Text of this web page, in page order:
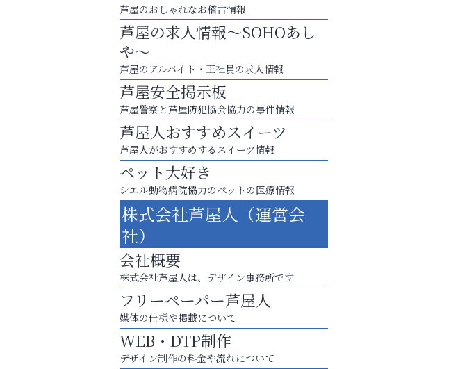
お子さまにも大人にも、優しく寄り添う
OTTO南芦屋浜皮膚科クリニック、開院！
芦屋人~あしやびと~
芦屋のおしゃれなお稽古情報
芦屋の求人情報～SOHOあし
や～
芦屋のアルバイト・正社員の求人情報
芦屋安全掲示板
芦屋警察と芦屋防犯協会協力の事件情報
芦屋人おすすめスイーツ
芦屋人がおすすめするスイーツ情報
ペット大好き
シエル動物病院協力のペットの医療情報
株式会社芦屋人（運営会
社）
会社概要
株式会社芦屋人は、デザイン事務所です
フリーペーパー芦屋人
媒体の仕様や掲載について
WEB・DTP制作
デザイン制作の料金や流れについて